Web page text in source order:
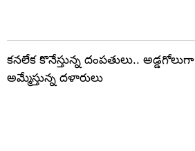
కనలేక కొనేస్తున్న దంపతులు.. అడ్డగోలుగా
అమ్మేస్తున్న దళారులు